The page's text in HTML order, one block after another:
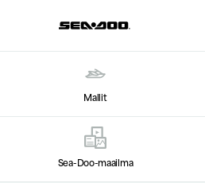
Mallit
Sea-Doo-maailma